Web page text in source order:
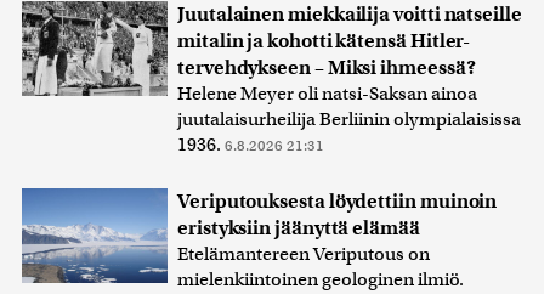
Juutalainen miekkailija voitti natseille
mitalin ja kohotti kätensä Hitler-
tervehdykseen – Miksi ihmeessä?
Helene Meyer oli natsi-Saksan ainoa
juutalaisurheilija Berliinin olympialaisissa
1936. 6.8.2026 21:31
Veriputouksesta löydettiin muinoin
eristyksiin jäänyttä elämää
Etelämantereen Veriputous on
mielenkiintoinen geologinen ilmiö.